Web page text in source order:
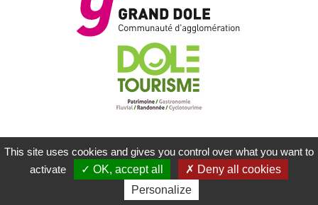
MENTIONS LÉGALES
PLAN DU SITE
CONTACTEZ-NOUS
RÉALISATION KOREDGE
This site uses cookies and gives you control over what you want to
activate
OK, accept all
Deny all cookies
Personalize